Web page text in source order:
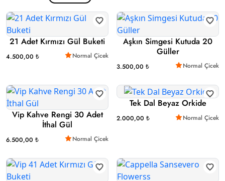
21 Adet Kırmızı Gül Buketi
4.500,00 ₺ Normal Çicek
Aşkın Simgesi Kutuda 20
Güller
3.500,00 ₺ Normal Çicek
Vip Kahve Rengi 30 Adet
İthal Gül
6.500,00 ₺ Normal Çicek
Tek Dal Beyaz Orkide
2.000,00 ₺ Normal Çicek